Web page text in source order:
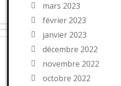
mars 2023
février 2023
janvier 2023
décembre 2022
novembre 2022
octobre 2022